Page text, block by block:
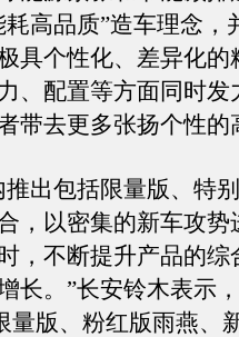
高品质”造车理念，
具个性化、差异化的
、配置等方面同时发
带去更多张扬个性的
出包括限量版、特
，以密集的新车攻势
，不断提升产品的综
长。”长安铃木表示
量版、粉红版雨燕、